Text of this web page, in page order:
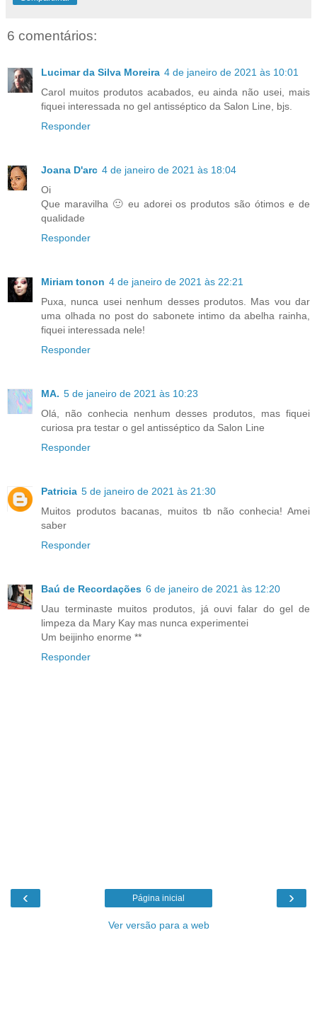
6 comentários:
Lucimar da Silva Moreira 4 de janeiro de 2021 às 10:01
Carol muitos produtos acabados, eu ainda não usei, mais
fiquei interessada no gel antisséptico da Salon Line, bjs.
Responder
Joana D'arc 4 de janeiro de 2021 às 18:04
Oi
Que maravilha 🙂 eu adorei os produtos são ótimos e de
qualidade
Responder
Miriam tonon 4 de janeiro de 2021 às 22:21
Puxa, nunca usei nenhum desses produtos. Mas vou dar
uma olhada no post do sabonete intimo da abelha rainha,
fiquei interessada nele!
Responder
MA. 5 de janeiro de 2021 às 10:23
Olá, não conhecia nenhum desses produtos, mas fiquei
curiosa pra testar o gel antisséptico da Salon Line
Responder
Patricia 5 de janeiro de 2021 às 21:30
Muitos produtos bacanas, muitos tb não conhecia! Amei
saber
Responder
Baú de Recordações 6 de janeiro de 2021 às 12:20
Uau terminaste muitos produtos, já ouvi falar do gel de
limpeza da Mary Kay mas nunca experimentei
Um beijinho enorme **
Responder
‹ ›
Página inicial
Ver versão para a web